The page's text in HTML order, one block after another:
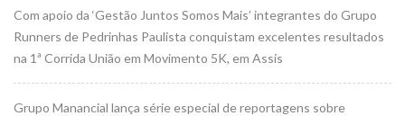
Com apoio da ‘Gestão Juntos Somos Mais’ integrantes do Grupo
Runners de Pedrinhas Paulista conquistam excelentes resultados
na 1ª Corrida União em Movimento 5K, em Assis
Grupo Manancial lança série especial de reportagens sobre